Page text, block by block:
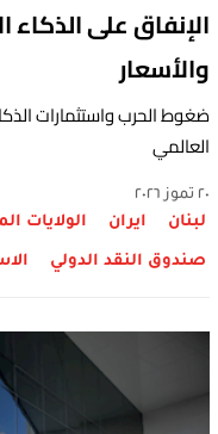
الإنفاق على
والأسعار
ضغوط الحرب واستثمارات
العالمي
٢٠ تموز ٢٠٢٦
لبنان ايران الولايات
صندوق النقد الدولي